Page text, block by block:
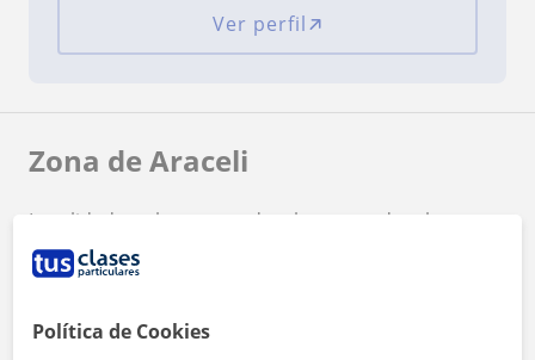
Ver perfil
Zona de Araceli
Localidades a las que se desplaza para dar clase
Silla
Paiporta
Política de Cookies